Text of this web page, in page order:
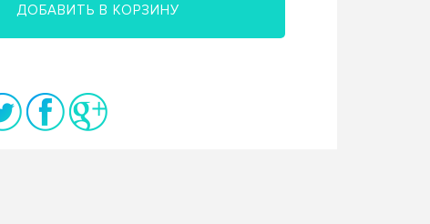
ДОБАВИТЬ В КОРЗИНУ